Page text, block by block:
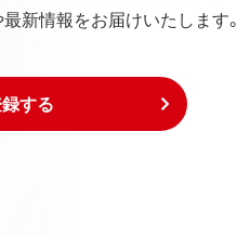
新情報をお届けいたします。
する